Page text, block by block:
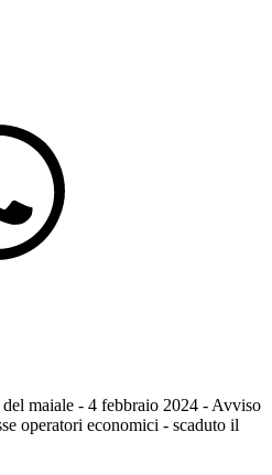
maiale - 4 febbraio 2024 - Avviso
operatori economici - scaduto il